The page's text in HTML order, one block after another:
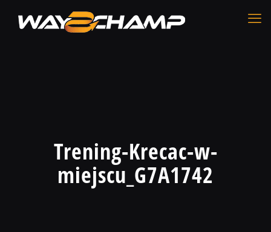
Trening-Krecac-w-
miejscu_G7A1742